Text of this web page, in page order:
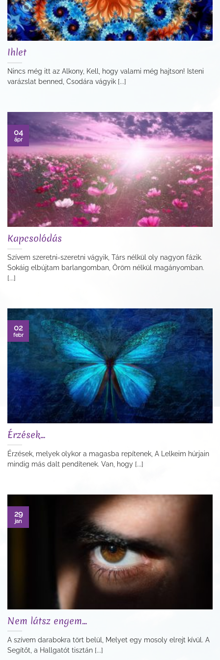
Ihlet
Nincs még itt az Alkony, Kell, hogy valami még hajtson! Isteni
varázslat benned, Csodára vágyik [...]
Kapcsolódás
Szívem szeretni-szeretni vágyik, Társ nélkül oly nagyon fázik.
Sokáig elbújtam barlangomban, Öröm nélkül magányomban.
[...]
04
ápr
Érzések…
Érzések, melyek olykor a magasba repítenek, A Lelkeim húrjain
mindig más dalt pendítenek. Van, hogy [...]
02
febr
Nem látsz engem…
A szívem darabokra tört belül, Melyet egy mosoly elrejt kívül. A
Segítőt, a Hallgatót tisztán [...]
29
jan